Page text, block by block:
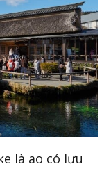
là ao có lưu